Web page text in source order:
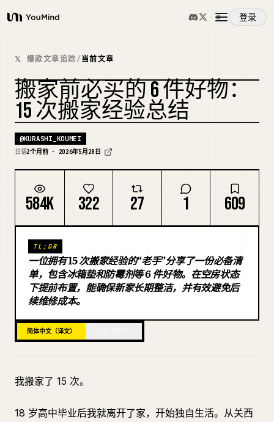
YouMind
登录
概览
使用案例
技能
提示词
定价
下载
博客
更新
𝕏 爆款文章追踪/当前文章
搬家前必买的 6 件好物：
15 次搬家经验总结
@KURASHI_KOUMEI
日语2个月前 · 2026年5月28日
584K 322 27 1 609
TL;DR
一位拥有 15 次搬家经验的“老手”分享了一份必备清
单，包含冰箱垫和防霉剂等 6 件好物。在空房状态
下提前布置，能确保新家长期整洁，并有效避免后
续维修成本。
简体中文（译文）
我搬家了 15 次。
18 岁高中毕业后我就离开了家，开始独自生活。从关西